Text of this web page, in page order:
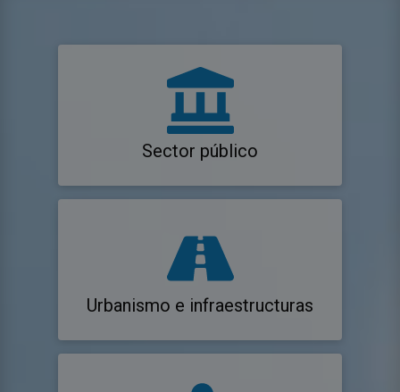
Sector público
Urbanismo e infraestructuras